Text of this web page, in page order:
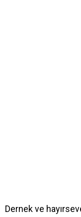
Dernek ve